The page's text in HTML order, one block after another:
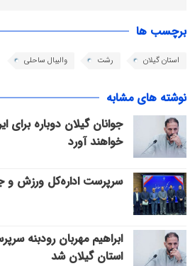
برچسب ها
استان گیلان رشت والیبال ساحلی
نوشته های مشابه
جوانان گیلان دوباره برای
خواهند آورد
سرپرست اداره‌کل ورزش و
ابراهیم مهربان رودبنه
استان گیلان شد